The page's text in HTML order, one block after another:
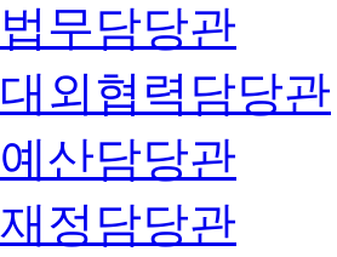
법무담당관
대외협력담당관
예산담당관
재정담당관